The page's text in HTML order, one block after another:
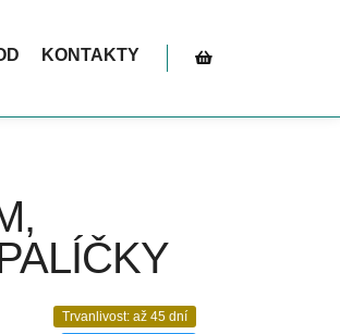
zásob – tak neváhejte!
KONTAKTY
Trvanlivost: až 45 dní